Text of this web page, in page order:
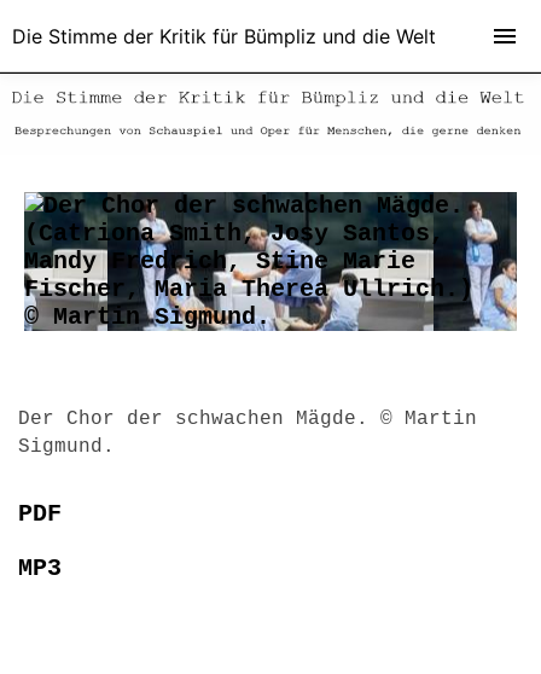
Der Chor der schwachen Mägde. © Martin
Sigmund.
PDF
MP3
Die Stimme der Kritik für Bümpliz und die Welt